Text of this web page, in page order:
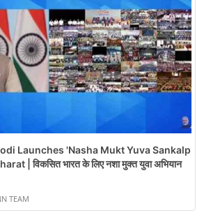
Launches 'Nasha Mukt Yuva Sankalp
| विकसित भारत के लिए नशा मुक्त युवा अभियान
TEAM